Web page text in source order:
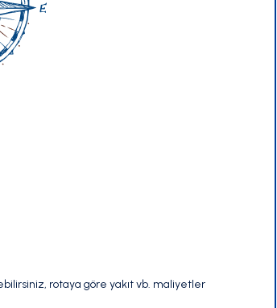
rotaya göre yakıt vb. maliyetler